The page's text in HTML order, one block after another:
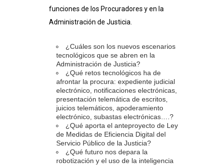
funciones de los Procuradores y en la
Administración de Justicia.
¿Cuáles son los nuevos escenarios
tecnológicos que se abren en la
Administración de Justicia?
¿Qué retos tecnológicos ha de
afrontar la procura: expediente judicial
electrónico, notificaciones electrónicas,
presentación telemática de escritos,
juicios telemáticos, apoderamiento
electrónico, subastas electrónicas….?
¿Qué aporta el anteproyecto de Ley
de Medidas de Eficiencia Digital del
Servicio Público de la Justicia?
¿Qué futuro nos depara la
robotización y el uso de la inteligencia